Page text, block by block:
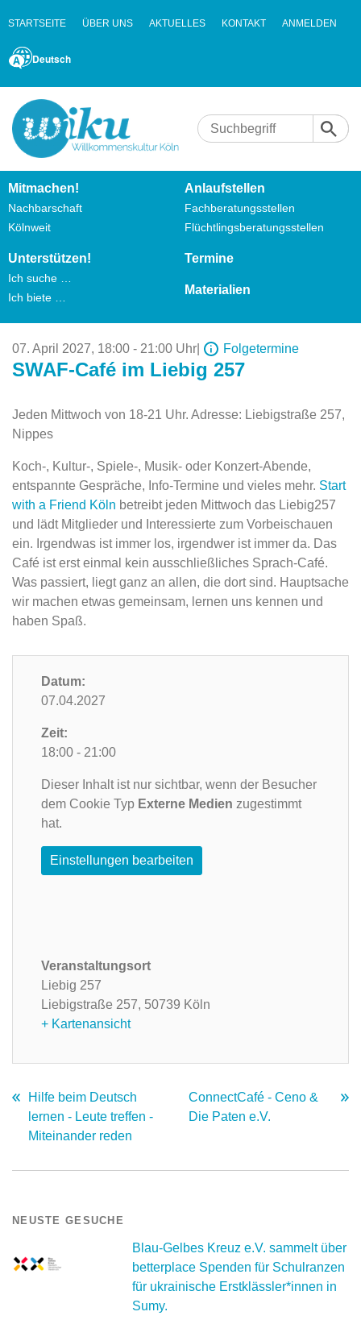
STARTSEITE ÜBER UNS AKTUELLES KONTAKT ANMELDEN
Deutsch
Mitmachen!
Nachbarschaft
Kölnweit
Anlaufstellen
Fachberatungsstellen
Flüchtlingsberatungsstellen
Unterstützen!
Ich suche …
Ich biete …
Termine
Materialien
07. April 2027, 18:00 - 21:00 Uhr Folgetermine
SWAF-Café im Liebig 257
Jeden Mittwoch von 18-21 Uhr. Adresse: Liebigstraße 257,
Nippes
Koch-, Kultur-, Spiele-, Musik- oder Konzert-Abende,
entspannte Gespräche, Info-Termine und vieles mehr. Start
with a Friend Köln betreibt jeden Mittwoch das Liebig257
und lädt Mitglieder und Interessierte zum Vorbeischauen
ein. Irgendwas ist immer los, irgendwer ist immer da. Das
Café ist erst einmal kein ausschließliches Sprach-Café.
Was passiert, liegt ganz an allen, die dort sind. Hauptsache
wir machen etwas gemeinsam, lernen uns kennen und
haben Spaß.
Datum:
07.04.2027
Zeit:
18:00 - 21:00
Dieser Inhalt ist nur sichtbar, wenn der Besucher
dem Cookie Typ Externe Medien zugestimmt
hat.
Einstellungen bearbeiten
Veranstaltungsort
Liebig 257
Liebigstraße 257, 50739 Köln
+ Kartenansicht
Hilfe beim Deutsch
lernen - Leute treffen -
Miteinander reden
ConnectCafé - Ceno &
Die Paten e.V.
NEUSTE GESUCHE
Blau-Gelbes Kreuz e.V. sammelt über
betterplace Spenden für Schulranzen
für ukrainische Erstklässler*innen in
Sumy.